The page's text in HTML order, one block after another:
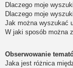
Dlaczego moje
Dlaczego moje
Jak można wyszukać
W jaki sposób można
Obserwowanie
Jaka jest różnica